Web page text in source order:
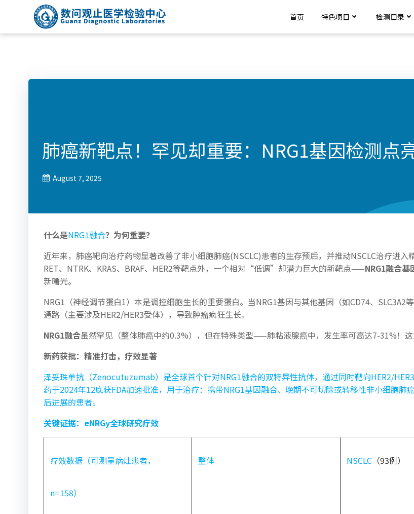
首页 特色项目 检测目录
肺癌新靶点！罕见却重要：NRG1基因检测点
August 7, 2025
什么是NRG1融合？为何重要？
近年来，肺癌靶向治疗药物显著改善了非小细胞肺癌(NSCLC)患者的生存预后，并推动NSCLC治疗进入
RET、NTRK、KRAS、BRAF、HER2等靶点外，一个相对“低调”却潜力巨大的新靶点——NRG1融合基
新曙光。
NRG1（神经调节蛋白1）本是调控细胞生长的重要蛋白。当NRG1基因与其他基因（如CD74、
通路（主要涉及HER2/HER3受体），导致肿瘤疯狂生长。
NRG1融合虽然罕见（整体肺癌中约0.3%），但在特殊类型——肺粘液腺癌中，发生率可高达7-31%！这
新药获批：精准打击，疗效显著
泽妥珠单抗（Zenocutuzumab）是全球首个针对NRG1融合的双特异性抗体，通过同时靶向HER2/
药于2024年12底获FDA加速批准，用于治疗：携带NRG1基因融合、晚期不可切除或转移性非小细胞肺
后进展的患者。
关键证据：eNRGy全球研究疗效
疗效数据（可测量病灶患者，
n=158）
整体 NSCLC （93例）